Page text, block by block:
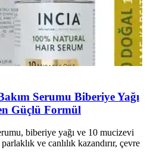
Serumu Biberiye Yağı
Güçlü Formül
biberiye yağı ve 10 mucizevi
ve canlılık kazandırır, çevre